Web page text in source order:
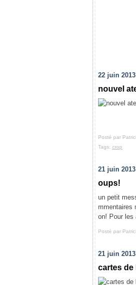
22 juin 2013
nouvel
Posté par
Tags: crop
21 juin 2013
oups!
un petit
mmentaires
on! Pour les
Posté par
21 juin 2013
cartes de